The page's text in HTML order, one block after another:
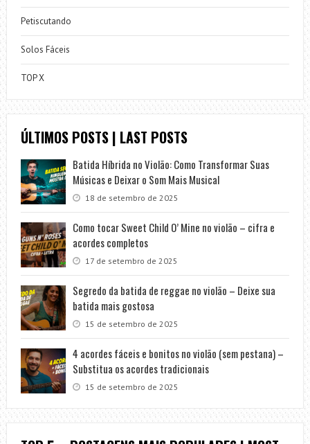
Petiscutando
Solos Fáceis
TOP X
ÚLTIMOS POSTS | LAST POSTS
Batida Híbrida no Violão: Como Transformar Suas
Músicas e Deixar o Som Mais Musical
18 de setembro de 2025
Como tocar Sweet Child O’ Mine no violão – cifra e
acordes completos
17 de setembro de 2025
Segredo da batida de reggae no violão – Deixe sua
batida mais gostosa
15 de setembro de 2025
4 acordes fáceis e bonitos no violão (sem pestana) –
Substitua os acordes tradicionais
15 de setembro de 2025